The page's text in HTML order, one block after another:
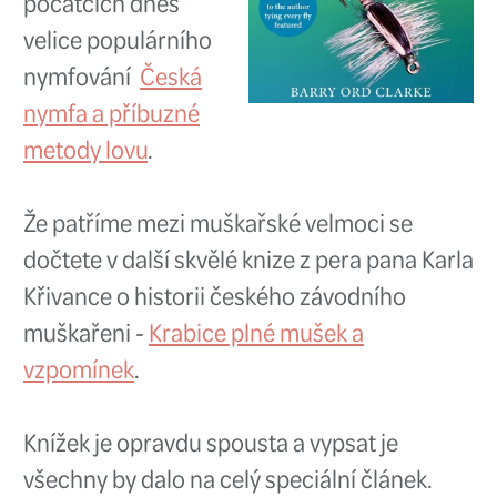
přenášení brodícího oblečení,
po rozepnutí tvar kruhu, takže
najednou výbornou plochu pro
Neoprenové brodící ponožky
nebudou moct ušpinit od
bláta, což
brodících kalhot.